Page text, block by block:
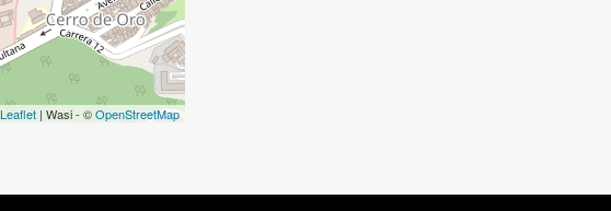
Leaflet | Wasi - ©OpenStreetMap